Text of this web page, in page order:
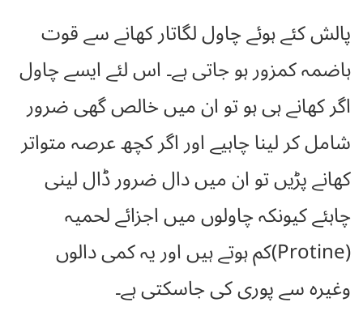
پالش کئے ہوئے چاول لگاتار کھانے سے قوت
ہاضمہ کمزور ہو جاتی ہے۔ اس لئے ایسے چاول
اگر کھانے ہی ہو تو ان میں خالص گھی ضرور
شامل کر لینا چاہیے اور اگر کچھ عرصہ متواتر
کھانے پڑیں تو ان میں دال ضرور ڈال لینی
چاہئے کیونکہ چاولوں میں اجزائے لحمیہ
(Protine)کم ہوتے ہیں اور یہ کمی دالوں
وغیرہ سے پوری کی جاسکتی ہے۔